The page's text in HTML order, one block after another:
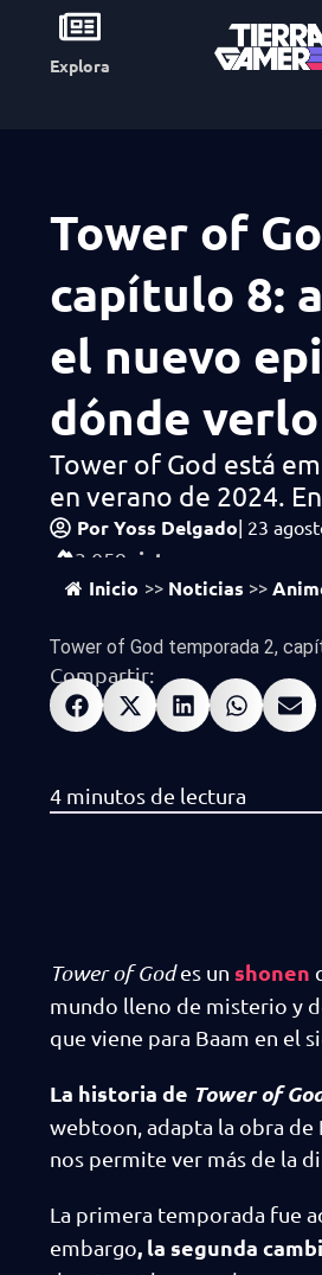
Explora
Tower of
capítulo 8:
el nuevo
dónde verlo
Tower of God está
en verano de 2024.
PorYoss Delgado| 23
3,059 vistas
Inicio >> Noticias >>
Tower of God temporada 2,
Compartir:
Tower of Godes un shonen
mundo lleno de misterio y
que viene para Baam en el
La historia de Tower of
webtoon, adapta la obra de
nos permite ver más de la
La primera temporada fue
embargo, la segunda